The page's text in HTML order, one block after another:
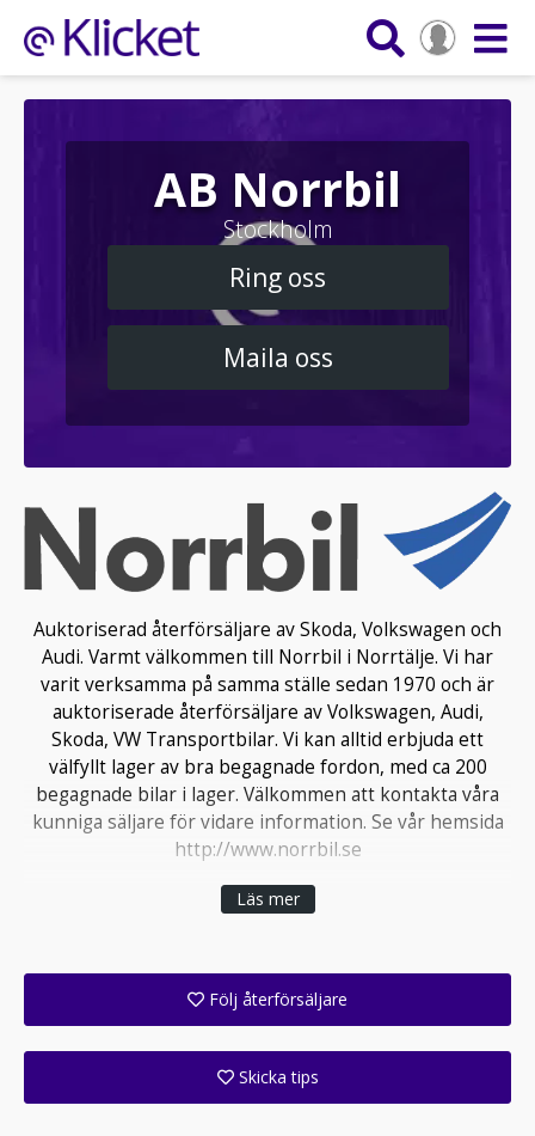
AB Norrbil
Stockholm
Ring oss
Maila oss
Auktoriserad återförsäljare av Skoda, Volkswagen och
Audi. Varmt välkommen till Norrbil i Norrtälje. Vi har
varit verksamma på samma ställe sedan 1970 och är
auktoriserade återförsäljare av Volkswagen, Audi,
Skoda, VW Transportbilar. Vi kan alltid erbjuda ett
välfyllt lager av bra begagnade fordon, med ca 200
begagnade bilar i lager. Välkommen att kontakta våra
kunniga säljare för vidare information. Se vår hemsida
http://www.norrbil.se
Läs mer
Följ återförsäljare
Skicka tips